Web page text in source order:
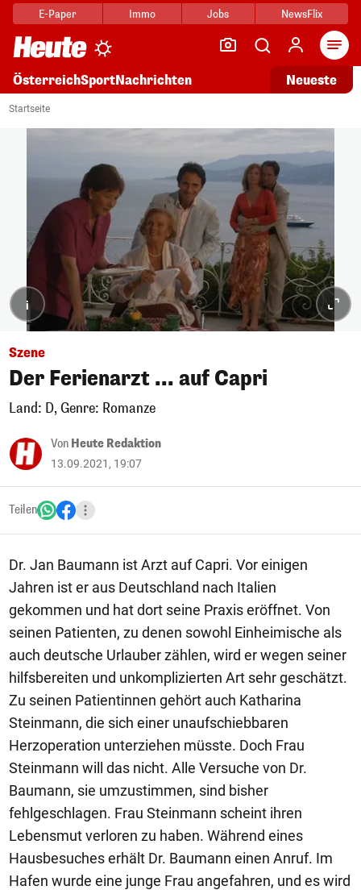
E-Paper Immo Jobs NewsFlix
ÖsterreichSportNachrichten Neueste
Startseite
i
Szene
Der Ferienarzt ... auf Capri
Land: D, Genre: Romanze
Von Heute Redaktion
13.09.2021, 19:07
Teilen
Dr. Jan Baumann ist Arzt auf Capri. Vor einigen
Jahren ist er aus Deutschland nach Italien
gekommen und hat dort seine Praxis eröffnet. Von
seinen Patienten, zu denen sowohl Einheimische als
auch deutsche Urlauber zählen, wird er wegen seiner
hilfsbereiten und unkomplizierten Art sehr geschätzt.
Zu seinen Patientinnen gehört auch Katharina
Steinmann, die sich einer unaufschiebbaren
Herzoperation unterziehen müsste. Doch Frau
Steinmann will das nicht. Alle Versuche von Dr.
Baumann, sie umzustimmen, sind bisher
fehlgeschlagen. Frau Steinmann scheint ihren
Lebensmut verloren zu haben. Während eines
Hausbesuches erhält Dr. Baumann einen Anruf. Im
Hafen wurde eine junge Frau angefahren, und es wird